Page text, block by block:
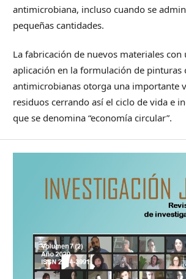
antimicrobiana, incluso cuando se
pequeñas cantidades.
La fabricación de nuevos materiales con
aplicación en la formulación de pinturas
antimicrobianas otorga una importante
residuos cerrando así el ciclo de vida e
que se denomina “economía circular”.